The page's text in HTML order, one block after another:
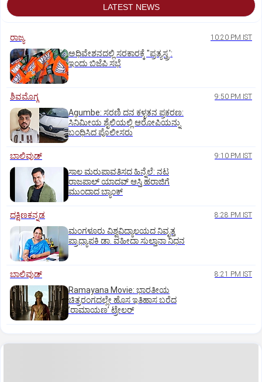
LATEST NEWS
ರಾಜ್ಯ 10:20 PM IST
ಅಧಿವೇಶನದಲ್ಲಿ ಸರಕಾರಕ್ಕೆ "ಪ್ರತ್ಯಸ್ತ್ರ':
ಇಂದು ಬಿಜೆಪಿ ಸಭೆ
ಶಿವಮೊಗ್ಗ 9:50 PM IST
Agumbe: ಸರಣಿ ದನ ಕಳ್ಳತನ ಪ್ರಕರಣ:
ಸಿನಿಮೀಯ ಶೈಲಿಯಲ್ಲಿ ಆರೋಪಿಯನ್ನು
ಬಂಧಿಸಿದ ಪೊಲೀಸರು
ಬಾಲಿವುಡ್‌ 9:10 PM IST
ಸಾಲ ಮರುಪಾವತಿಸದ ಹಿನ್ನೆಲೆ: ನಟ
ರಾಜಪಾಲ್ ಯಾದವ್‌ ಆಸ್ತಿ ಹರಾಜಿಗೆ
ಮುಂದಾದ ಬ್ಯಾಂಕ್
ದಕ್ಷಿಣಕನ್ನಡ 8:28 PM IST
ಮಂಗಳೂರು ವಿಶ್ವವಿದ್ಯಾಲಯದ ನಿವೃತ್ತ
ಪ್ರಾಧ್ಯಾಪಕಿ ಡಾ. ವಹೀದಾ ಸುಲ್ತಾನಾ ನಿಧನ
ಬಾಲಿವುಡ್‌ 8:21 PM IST
Ramayana Movie: ಭಾರತೀಯ
ಚಿತ್ರರಂಗದಲ್ಲೇ ಹೊಸ ಇತಿಹಾಸ ಬರೆದ
ʼರಾಮಾಯಣʼ ಟ್ರೇಲರ್